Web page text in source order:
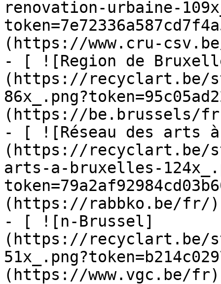
renovation-urbaine-
(https://www.cru-
- [ ![Region de
(https://recyclart.be/
(https://be.brussels/
- [ ![Réseau des arts
(https://recyclart.be/
arts-a-bruxelles-
(https://rabbko.be/fr/)
- [ ![n-Brussel]
(https://recyclart.be/
(https://www.vgc.be/fr)